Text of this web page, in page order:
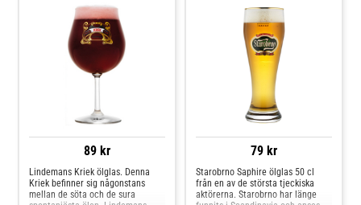
89 kr
Lindemans Kriek ölglas. Denna
Kriek befinner sig någonstans
mellan de söta och de sura
79 kr
Starobrno Saphire ölglas 50 cl
från en av de största tjeckiska
aktörerna. Starobrno har länge